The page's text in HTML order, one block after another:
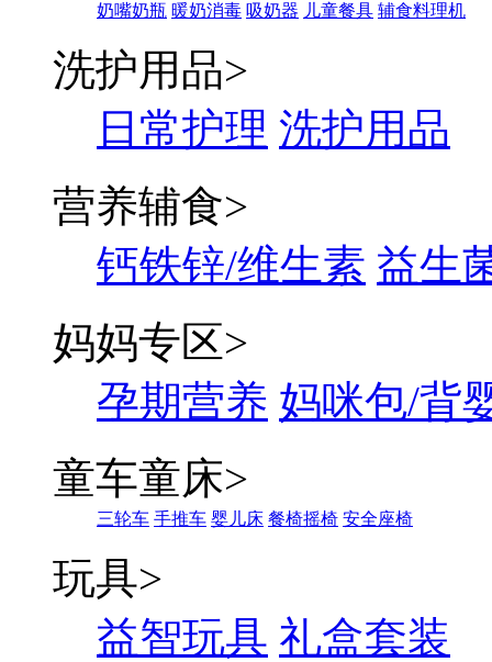
奶嘴奶瓶 暖奶消毒 吸奶器 儿童餐具 辅食料理机
洗护用品>
日常护理 洗护用品
营养辅食>
钙铁锌/维生素 益生
妈妈专区>
孕期营养 妈咪包/背
童车童床>
三轮车 手推车 婴儿床 餐椅摇椅 安全座椅
玩具>
益智玩具 礼盒套装